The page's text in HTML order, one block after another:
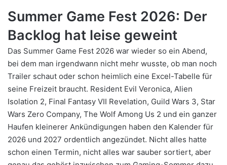
Summer Game Fest 2026: Der
Backlog hat leise geweint
Das Summer Game Fest 2026 war wieder so ein Abend,
bei dem man irgendwann nicht mehr wusste, ob man noch
Trailer schaut oder schon heimlich eine Excel-Tabelle für
seine Freizeit braucht. Resident Evil Veronica, Alien
Isolation 2, Final Fantasy VII Revelation, Guild Wars 3, Star
Wars Zero Company, The Wolf Among Us 2 und ein ganzer
Haufen kleinerer Ankündigungen haben den Kalender für
2026 und 2027 ordentlich angezündet. Nicht alles hatte
schon einen Termin, nicht alles war sauber sortiert, aber